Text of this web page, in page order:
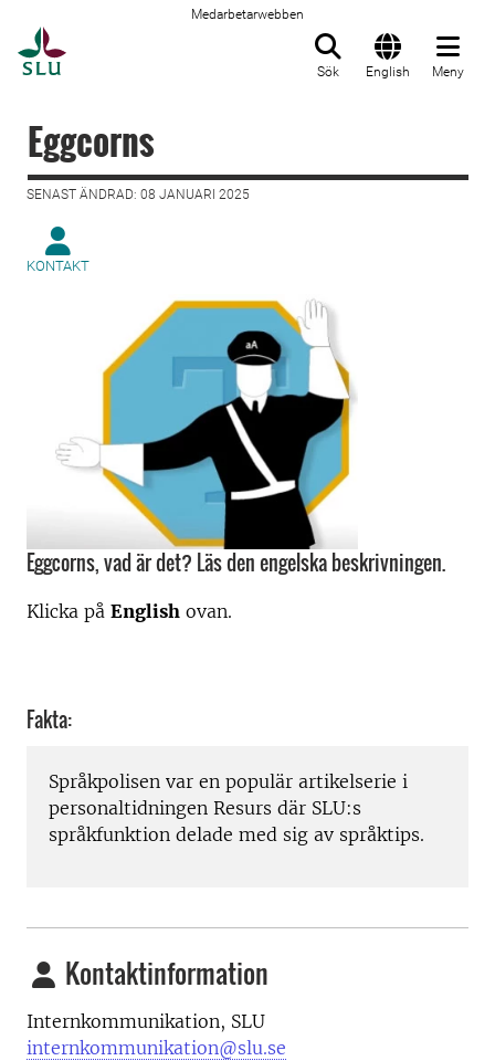
Medarbetarwebben
Sök English Meny
Eggcorns
SENAST ÄNDRAD: 08 JANUARI 2025
KONTAKT
Eggcorns, vad är det? Läs den engelska beskrivningen.
Klicka på English ovan.
Fakta:
Språkpolisen var en populär artikelserie i
personaltidningen Resurs där SLU:s
språkfunktion delade med sig av språktips.
Kontaktinformation
Internkommunikation, SLU
internkommunikation@slu.se